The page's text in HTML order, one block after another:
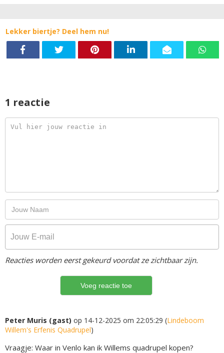
Lekker biertje? Deel hem nu!
1 reactie
Reacties worden eerst gekeurd voordat ze zichtbaar zijn.
Peter Muris (gast) op 14-12-2025 om 22:05:29 (Lindeboom
Willem's Erfenis Quadrupel)
Vraagje: Waar in Venlo kan ik Willems quadrupel kopen?